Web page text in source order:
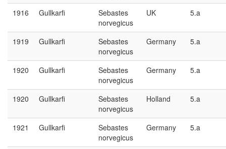
1916 Gullkarfi
Sebastes
norvegicus
UK 5.a
1919 Gullkarfi
Sebastes
norvegicus
Germany 5.a
1920 Gullkarfi
Sebastes
norvegicus
Germany 5.a
1920 Gullkarfi
Sebastes
norvegicus
Holland 5.a
1921 Gullkarfi
Sebastes
norvegicus
Germany 5.a